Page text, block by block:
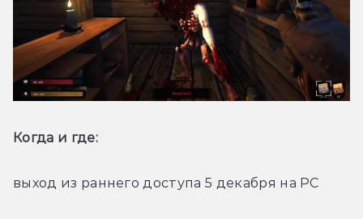
Когда и где:
выход из раннего доступа 5 декабря на PC